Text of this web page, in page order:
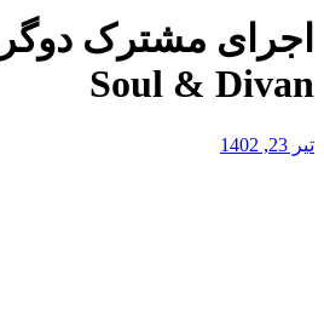
Soul & Divan
تیر 23, 1402